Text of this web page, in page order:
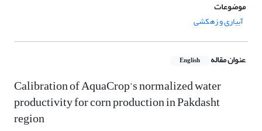
موضوعات
آبیاری و زهکشی
عنوان مقاله English
Calibration of AquaCrop’s normalized water
productivity for corn production in Pakdasht
region